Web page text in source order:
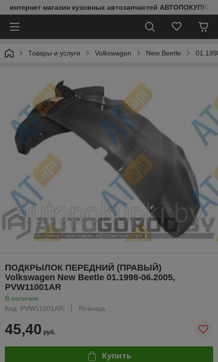
интернет магазин кузовных автозапчастей АВТОПОКУПКИ
Товары и услуги Volkswagen New Beetle
ПОДКРЫЛОК ПЕРЕДНИЙ (ПРАВЫЙ)
Volkswagen New Beetle 01.1998-06.2005,
PVW11001AR
В наличии
Код: PVW11001AR
Розница
45,40 руб.
Купить